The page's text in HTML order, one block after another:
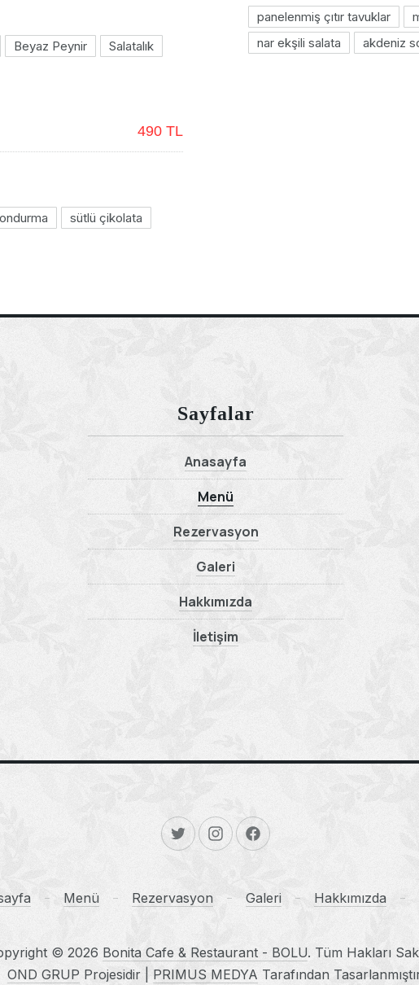
Beyaz Peynir
Salatalık
panelenmiş çıtır tavuklar
nar ekşili salata
akdeniz
490 TL
sütlü çikolata
Sayfalar
Anasayfa
Menü
Rezervasyon
Galeri
Hakkımızda
İletişim
New Window
New WindowNew Window
Menü Rezervasyon Galeri Hakkımızda
© 2026 Bonita Cafe & Restaurant - BOLU. Tüm Hakları
OND GRUP Projesidir | PRIMUS MEDYA Tarafından